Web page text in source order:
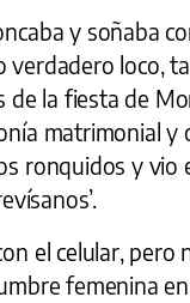
y soñaba
verdadero loco,
de la fiesta de
matrimonial
ronquidos y vio
el celular,
femenina